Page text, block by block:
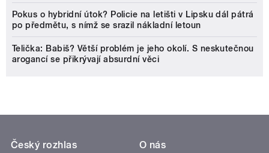
Pokus o hybridní útok? Policie na letišti v Lipsku dál pátrá
po předmětu, s nímž se srazil nákladní letoun
Telička: Babiš? Větší problém je jeho okolí. S neskutečnou
arogancí se přikrývají absurdní věci
Český rozhlas
O nás